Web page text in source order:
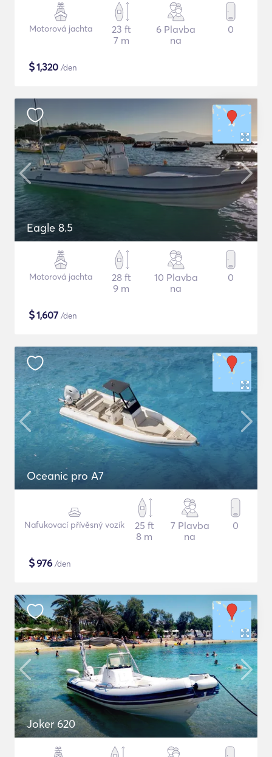
Motorová jachta
23 ft
7 m
6 Plavba
na
0
$1,320 /den
Eagle 8.5
Motorová jachta
28 ft
9 m
10 Plavba
na
0
$1,607 /den
Oceanic pro A7
Nafukovací přívěsný vozík
25 ft
8 m
7 Plavba
na
0
$976 /den
Joker 620